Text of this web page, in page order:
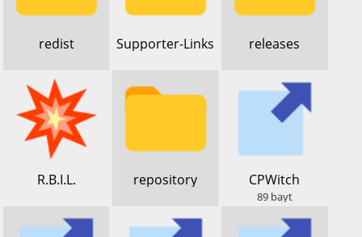
​redist ​Supporter-Links ​releases
​R.B.I.L. ​repository ​CPWitch
89 bayt